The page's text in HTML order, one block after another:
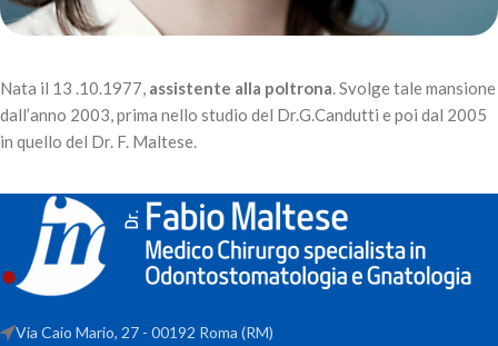
Nata il 13 .10.1977, assistente alla poltrona. Svolge tale mansione
dall’anno 2003, prima nello studio del Dr.G.Candutti e poi dal 2005
in quello del Dr. F. Maltese.
Via Caio Mario, 27 - 00192 Roma (RM)